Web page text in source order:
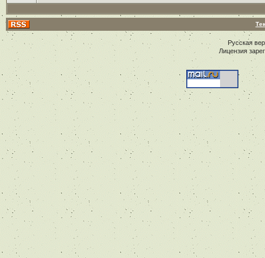
Русская
Лицензия